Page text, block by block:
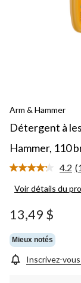
Arm & Hammer
Détergent à
Hammer, 110
4.2
Voir détails du
13,49 $
Mieux notés
Inscrivez-